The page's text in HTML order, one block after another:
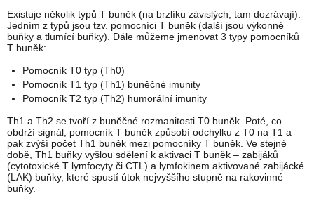
Existuje několik typů T buněk (na brzlíku závislých, tam dozrávají).
Jedním z typů jsou tzv. pomocníci T buněk (další jsou výkonné
buňky a tlumící buňky). Dále můžeme jmenovat 3 typy pomocníků
T buněk:
Pomocník T0 typ (Th0)
Pomocník T1 typ (Th1) buněčné imunity
Pomocník T2 typ (Th2) humorální imunity
Th1 a Th2 se tvoří z buněčné rozmanitosti T0 buněk. Poté, co
obdrží signál, pomocník T buněk způsobí odchylku z T0 na T1 a
pak zvýší počet Th1 buněk mezi pomocníky T buněk. Ve stejné
době, Th1 buňky vyšlou sdělení k aktivaci T buněk – zabijáků
(cytotoxické T lymfocyty či CTL) a lymfokinem aktivované zabijácké
(LAK) buňky, které spustí útok nejvyššího stupně na rakovinné
buňky.